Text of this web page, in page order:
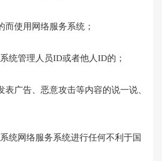
而使用网络服务系统；
统管理人员ID或者他人ID的；
表广告、恶意攻击等内容的说一说、
统网络服务系统进行任何不利于国